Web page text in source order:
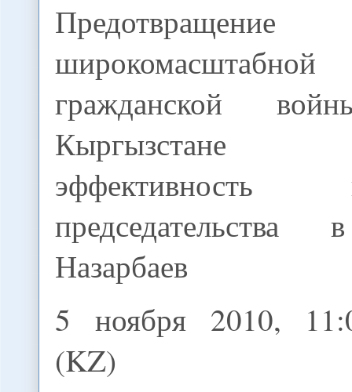
Предотвращение
широкомасштабной
гражданской
Кыргызстане
эффективность
Назарбаев
5 ноября 2010,
(KZ)